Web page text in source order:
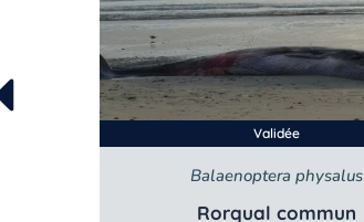
Validée
Balaenoptera physalus
Rorqual commun